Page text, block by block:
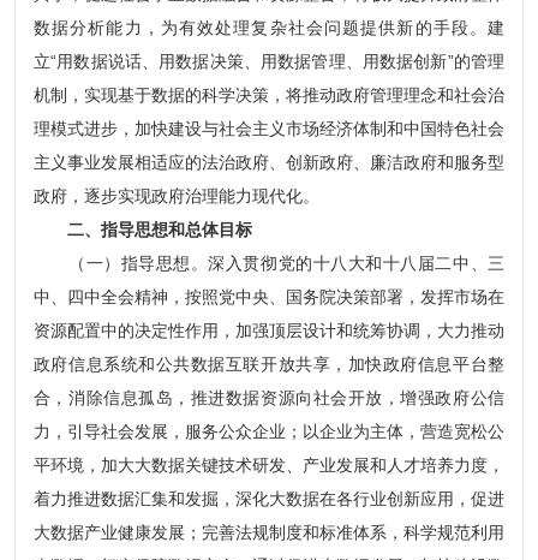
数据分析能力，为有效处理复杂社会问题提供新的手段。建
立“用数据说话、用数据决策、用数据管理、用数据创新”的管理
机制，实现基于数据的科学决策，将推动政府管理理念和社会治
理模式进步，加快建设与社会主义市场经济体制和中国特色社会
主义事业发展相适应的法治政府、创新政府、廉洁政府和服务型
政府，逐步实现政府治理能力现代化。
二、指导思想和总体目标
（一）指导思想。深入贯彻党的十八大和十八届二中、三
中、四中全会精神，按照党中央、国务院决策部署，发挥市场在
资源配置中的决定性作用，加强顶层设计和统筹协调，大力推动
政府信息系统和公共数据互联开放共享，加快政府信息平台整
合，消除信息孤岛，推进数据资源向社会开放，增强政府公信
力，引导社会发展，服务公众企业；以企业为主体，营造宽松公
平环境，加大大数据关键技术研发、产业发展和人才培养力度，
着力推进数据汇集和发掘，深化大数据在各行业创新应用，促进
大数据产业健康发展；完善法规制度和标准体系，科学规范利用